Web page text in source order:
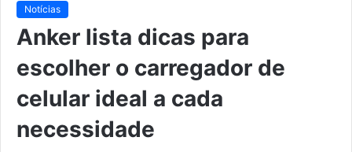
Notícias
Anker lista dicas para
escolher o carregador de
celular ideal a cada
necessidade